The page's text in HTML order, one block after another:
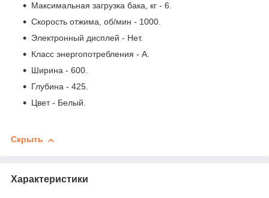
Максимальная загрузка бака, кг - 6.
Скорость отжима, об/мин - 1000.
Электронный дисплей - Нет.
Класс энергопотребления - А.
Ширина - 600.
Глубина - 425.
Цвет - Белый.
Скрыть
Характеристики